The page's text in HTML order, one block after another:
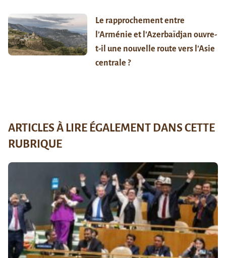
Le rapprochement entre
l’Arménie et l’Azerbaïdjan ouvre-
t-il une nouvelle route vers l’Asie
centrale ?
ARTICLES À LIRE ÉGALEMENT DANS CETTE
RUBRIQUE